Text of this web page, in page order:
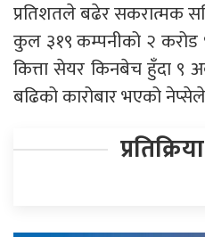
प्रतिशतले बढेर सकरात्मक
कुल ३१९ कम्पनीको २
कित्ता सेयर किनबेच हुँदा ९
बढिको कारोबार भएको